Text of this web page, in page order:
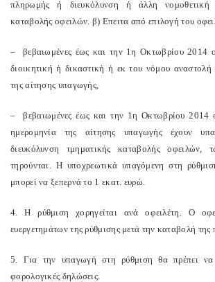
πληρωμής ή διευκόλυνση ή άλλη νομοθετική
καταβολής οφειλών. β) Επειτα από επιλογή του
– βεβαιωμένες έως και την 1η Οκτωβρίου 2014
διοικητική ή δικαστική ή εκ του νόμου
της αίτησης υπαγωγής,
– βεβαιωμένες έως και την 1η Οκτωβρίου 2014
ημερομηνία της αίτησης υπαγωγής έχουν
διευκόλυνση τμηματικής καταβολής
τηρούνται. Η υποχρεωτικά υπαγόμενη στη
μπορεί να ξεπερνά το 1 εκατ. ευρώ.
4. Η ρύθμιση χορηγείται ανά οφειλέτη. Ο
ευεργετημάτων της ρύθμισης μετά την καταβολή
5. Για την υπαγωγή στη ρύθμιση θα πρέπει να
φορολογικές δηλώσεις.